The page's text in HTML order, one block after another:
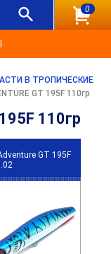
0
В ТРОПИЧЕСКИЕ
GT 195F 110гр
110гр
GT 195F